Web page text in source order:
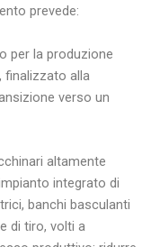
prevede:
per la produzione
finalizzato alla
verso un
altamente
integrato di
banchi basculanti
di tiro, volti a